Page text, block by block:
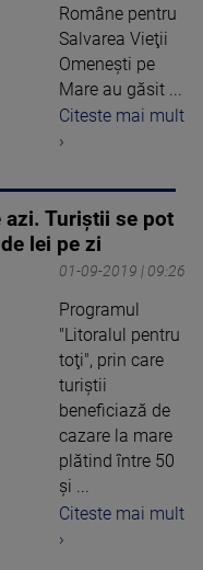
Române pentru
Salvarea Vieţii
Omeneşti pe
Mare au găsit ...
Citeste mai mult
›
Turiştii se pot
lei pe zi
01-09-2019 | 09:26
Programul
"Litoralul pentru
toţi", prin care
turiştii
beneficiază de
cazare la mare
plătind între 50
şi ...
Citeste mai mult
›